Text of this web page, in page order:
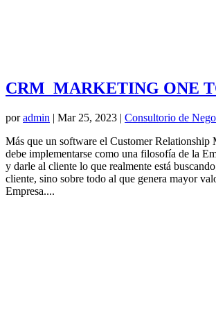
CRM MARKETING ONE
poradmin | Mar 25, 2023 | Consultorio de
Más que un software el Customer Relationship
debe implementarse como una filosofía de la
y darle al cliente lo que realmente está
cliente, sino sobre todo al que genera mayor
Empresa....